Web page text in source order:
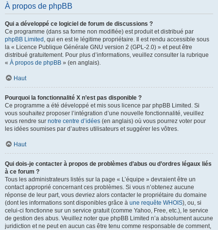
À propos de phpBB
Qui a développé ce logiciel de forum de discussions ?
Ce programme (dans sa forme non modifiée) est produit et distribué par
phpBB Limited , qui en est le légitime propriétaire. Il est rendu accessible sous
la « Licence Publique Générale GNU version 2 (GPL-2.0) » et peut être
distribué gratuitement. Pour plus d’informations, veuillez consulter la rubrique
« À propos de phpBB » (en anglais).
Haut
Pourquoi la fonctionnalité X n’est pas disponible ?
Ce programme a été développé et mis sous licence par phpBB Limited. Si
vous souhaitez proposer l’intégration d’une nouvelle fonctionnalité, veuillez
vous rendre sur notre centre d’idées (en anglais) où vous pourrez voter pour
les idées soumises par d’autres utilisateurs et suggérer les vôtres.
Haut
Qui dois-je contacter à propos de problèmes d’abus ou d’ordres légaux liés
à ce forum ?
Tous les administrateurs listés sur la page « L’équipe » devraient être un
contact approprié concernant ces problèmes. Si vous n’obtenez aucune
réponse de leur part, vous devriez alors contacter le propriétaire du domaine
(dont les informations sont disponibles grâce à une requête WHOIS), ou, si
celui-ci fonctionne sur un service gratuit (comme Yahoo, Free, etc.), le service
de gestion des abus. Veuillez noter que phpBB Limited n’a absolument aucune
juridiction et ne peut en aucun cas être tenu comme responsable de comment,